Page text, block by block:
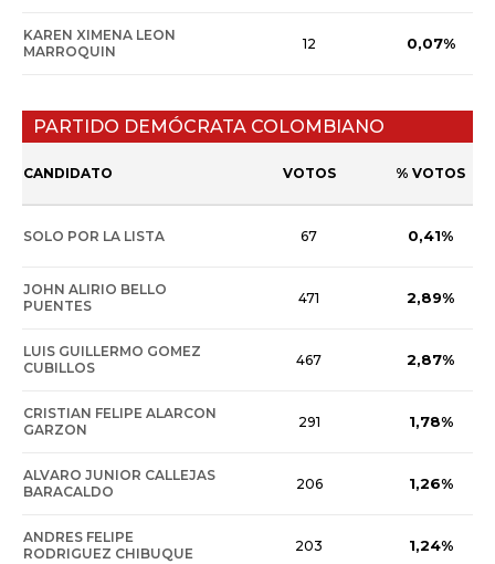
KAREN XIMENA LEON
MARROQUIN
12 0,07%
PARTIDO DEMÓCRATA COLOMBIANO
CANDIDATO VOTOS % VOTOS
SOLO POR LA LISTA 67 0,41%
JOHN ALIRIO BELLO
PUENTES
471 2,89%
LUIS GUILLERMO GOMEZ
CUBILLOS
467 2,87%
CRISTIAN FELIPE ALARCON
GARZON
291 1,78%
ALVARO JUNIOR CALLEJAS
BARACALDO
206 1,26%
ANDRES FELIPE
RODRIGUEZ CHIBUQUE
203 1,24%